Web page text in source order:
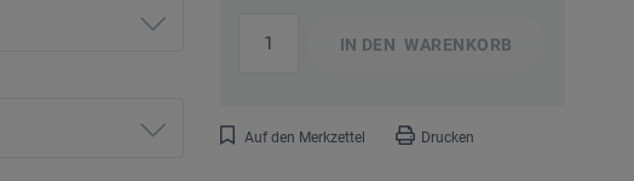
IN DEN WARENKORB
Auf den Merkzettel Drucken